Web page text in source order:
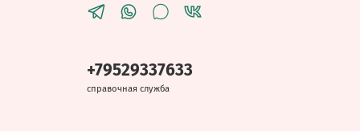
+79529337633
справочная служба